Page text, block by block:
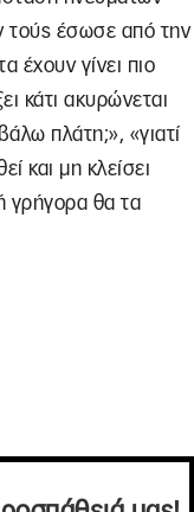
τούς έσωσε από την
έχουν γίνει πιο
κάτι ακυρώνεται
πλάτη;», «γιατί
και μη κλείσει
γρήγορα θα τα